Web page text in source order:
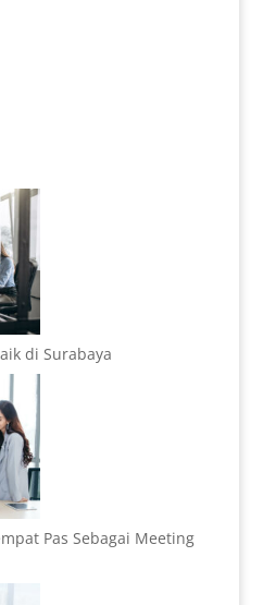
di Surabaya
Pas Sebagai Meeting